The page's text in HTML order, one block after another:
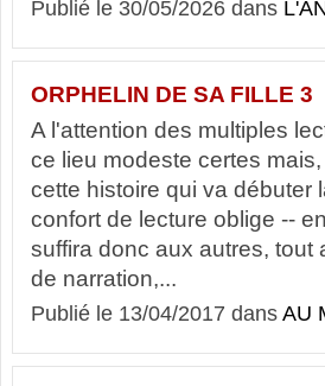
Publié le 30/05/2026 dans
ORPHELIN DE SA FILLE 3
A l'attention des multiples
ce lieu modeste certes
cette histoire qui va débuter
confort de lecture oblige --
suffira donc aux autres, tout
de narration,...
Publié le 13/04/2017 dans AU